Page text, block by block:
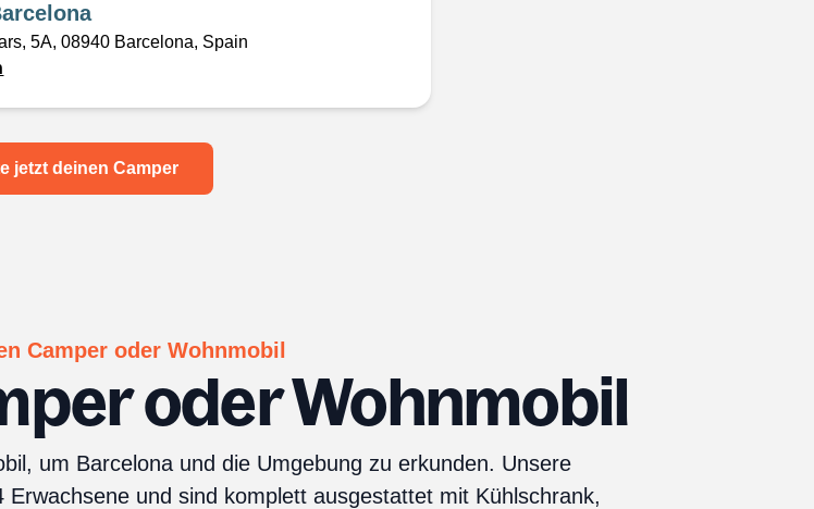
5A, 08940 Barcelona, Spain
jetzt deinen Camper
Camper oder Wohnmobil
oder Wohnmobil
um Barcelona und die Umgebung zu erkunden. Unsere
und sind komplett ausgestattet mit Kühlschrank,